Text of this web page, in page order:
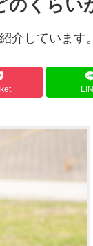
のくらい
介しています。